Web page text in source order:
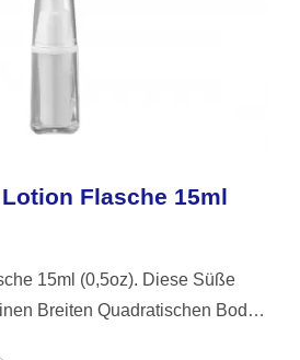
Flasche 15ml
15ml (0,5oz). Diese Süße
Breiten Quadratischen Boden